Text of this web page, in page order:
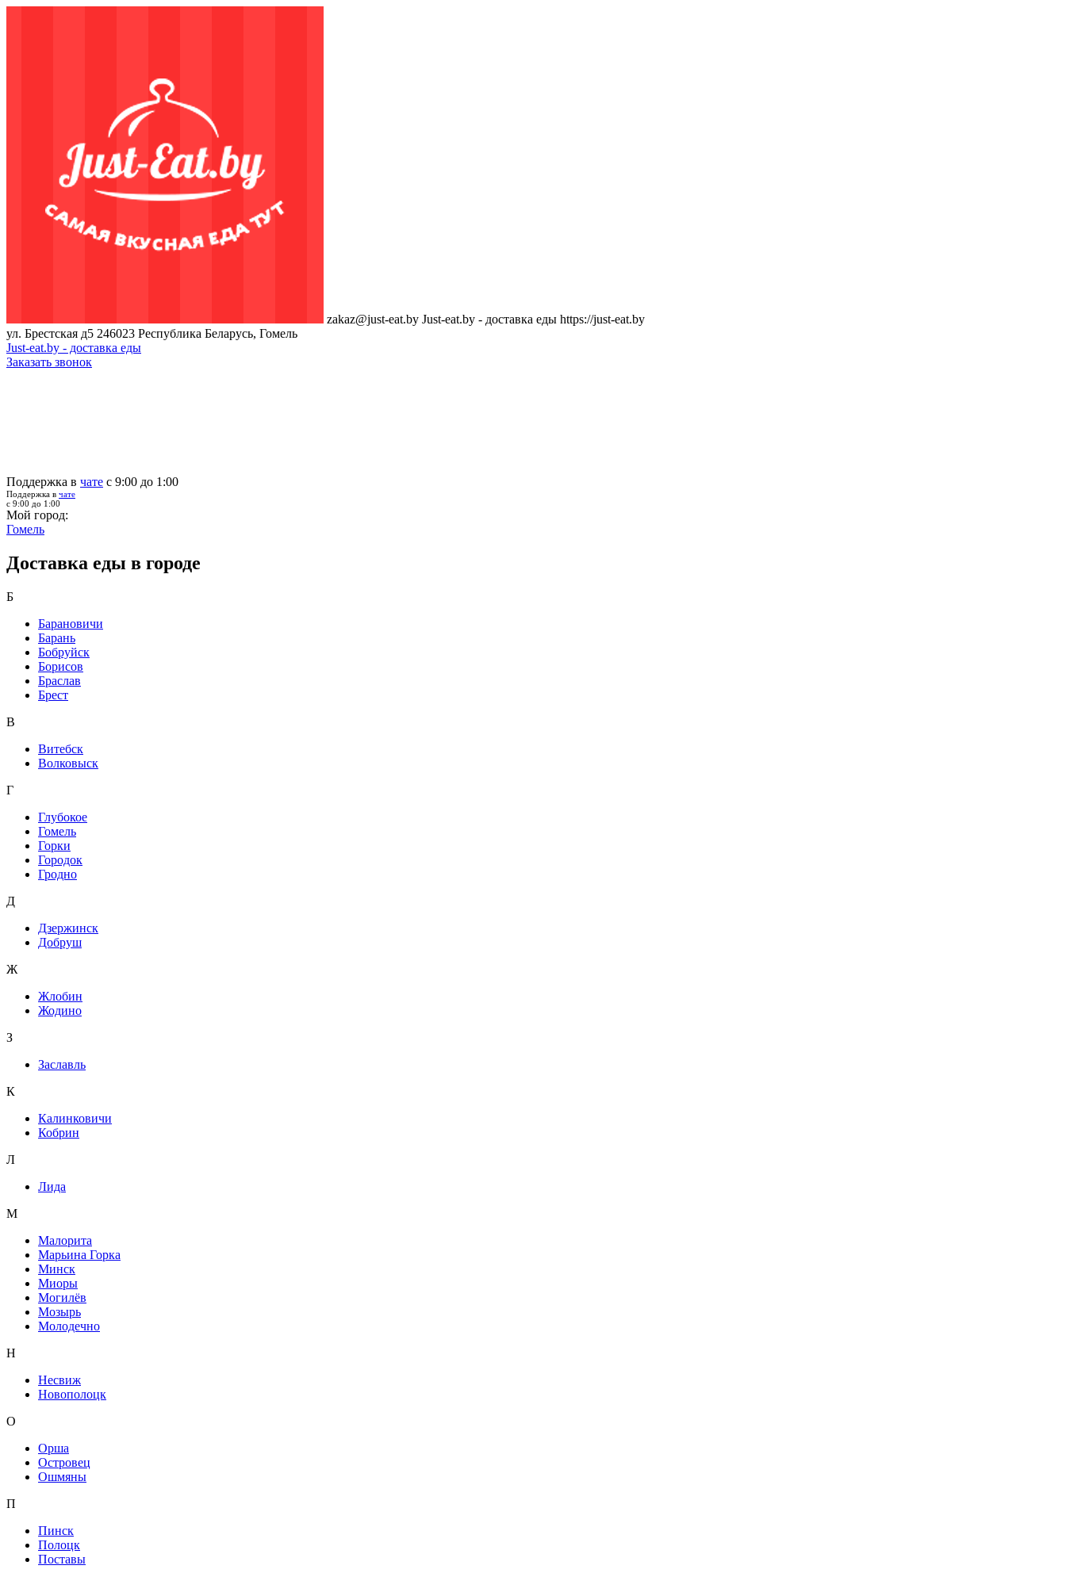
zakaz@just-eat.by Just-eat.by - доставка еды https://just-eat.by
ул. Брестская д5 246023 Республика Беларусь, Гомель
Just-eat.by - доставка еды
Заказать звонок
Поддержка в чате с 9:00 до 1:00
Поддержка в чате
с 9:00 до 1:00
Мой город:
Гомель
Доставка еды в городе
Б
Барановичи
Барань
Бобруйск
Борисов
Браслав
Брест
В
Витебск
Волковыск
Г
Глубокое
Гомель
Горки
Городок
Гродно
Д
Дзержинск
Добруш
Ж
Жлобин
Жодино
З
Заславль
К
Калинковичи
Кобрин
Л
Лида
М
Малорита
Марьина Горка
Минск
Миоры
Могилёв
Мозырь
Молодечно
Н
Несвиж
Новополоцк
О
Орша
Островец
Ошмяны
П
Пинск
Полоцк
Поставы